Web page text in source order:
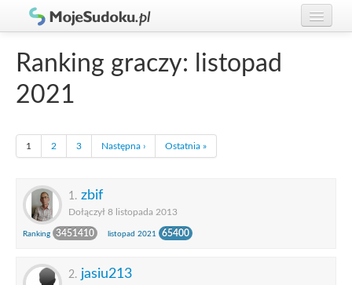
Gracze
Ranking graczy: listopad
2021
1 2 3 Następna › Ostatnia »
1. zbif
Dołączył 8 listopada 2013
Ranking 3451410 listopad 2021 65400
2. jasiu213